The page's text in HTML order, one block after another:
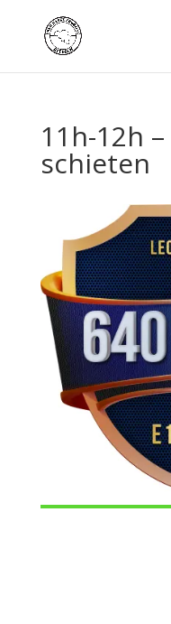
11h-12h
schieten